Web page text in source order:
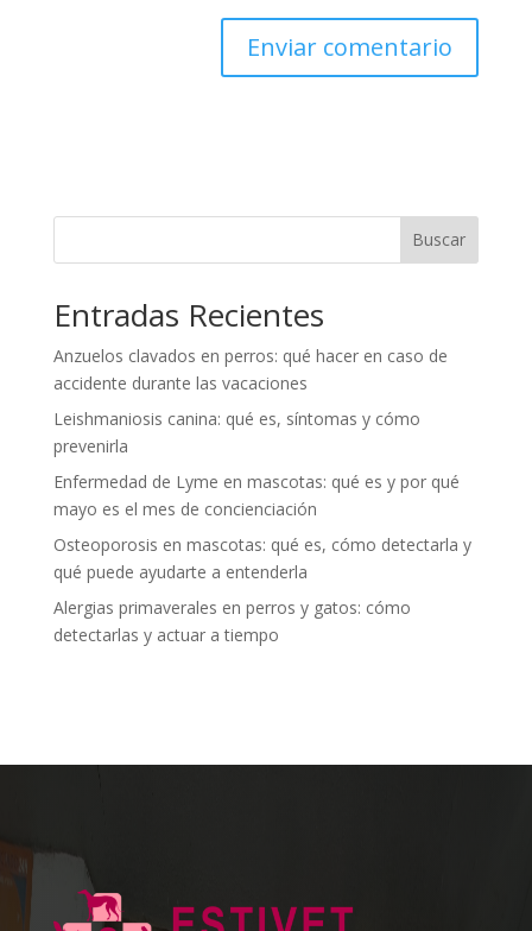
Buscar
Entradas Recientes
Anzuelos clavados en perros: qué hacer en caso de
accidente durante las vacaciones
Leishmaniosis canina: qué es, síntomas y cómo
prevenirla
Enfermedad de Lyme en mascotas: qué es y por qué
mayo es el mes de concienciación
Osteoporosis en mascotas: qué es, cómo detectarla y
qué puede ayudarte a entenderla
Alergias primaverales en perros y gatos: cómo
detectarlas y actuar a tiempo